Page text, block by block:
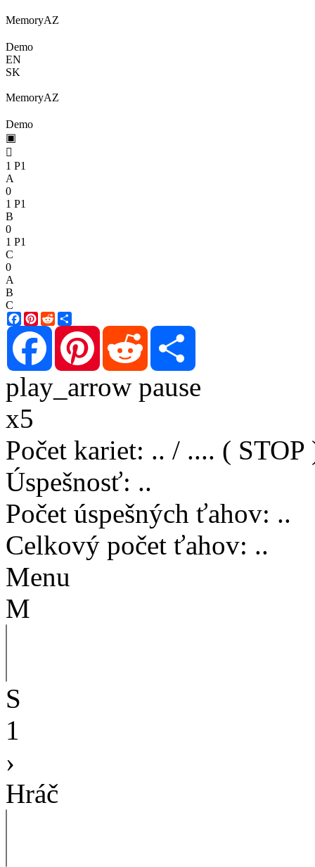
MemoryAZ
Demo
EN
SK
MemoryAZ
Demo
▣

1 P1
A
0
1 P1
B
0
1 P1
C
0
A
B
C
Facebook
Pinterest
Reddit
Facebook
Pinterest Reddit
play_arrow pause
x5
Počet kariet: .. / .... ( STOP
Úspešnosť: ..
Počet úspešných ťahov: ..
Celkový počet ťahov: ..
Menu
M
S
1
›
Hráč